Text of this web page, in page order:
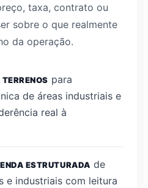
taxa, contrato ou
sobre o que realmente
da operação.
para
de áreas industriais e
real à
ESTRUTURADA de
e industriais com leitura